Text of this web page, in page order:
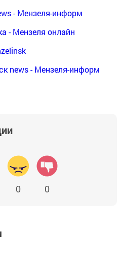
- Мензеля-информ
- Мензеля онлайн
news - Мензеля-информ
0 0